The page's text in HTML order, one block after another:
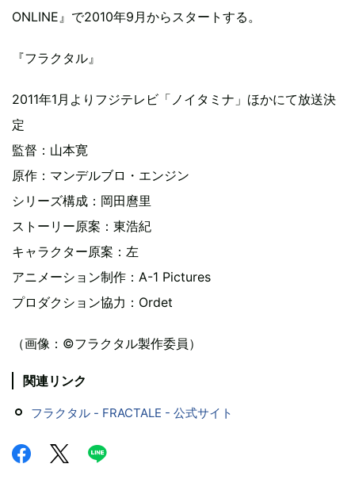
ONLINE』で2010年9月からスタートする。
『フラクタル』
2011年1月よりフジテレビ「ノイタミナ」ほかにて放送決
定
監督：山本寛
原作：マンデルブロ・エンジン
シリーズ構成：岡田麿里
ストーリー原案：東浩紀
キャラクター原案：左
アニメーション制作：A-1 Pictures
プロダクション協力：Ordet
（画像：©フラクタル製作委員）
関連リンク
フラクタル - FRACTALE - 公式サイト